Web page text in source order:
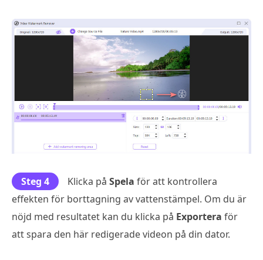
Steg 4 Klicka på Spela för att kontrollera
effekten för borttagning av vattenstämpel. Om du är
nöjd med resultatet kan du klicka på Exportera för
att spara den här redigerade videon på din dator.